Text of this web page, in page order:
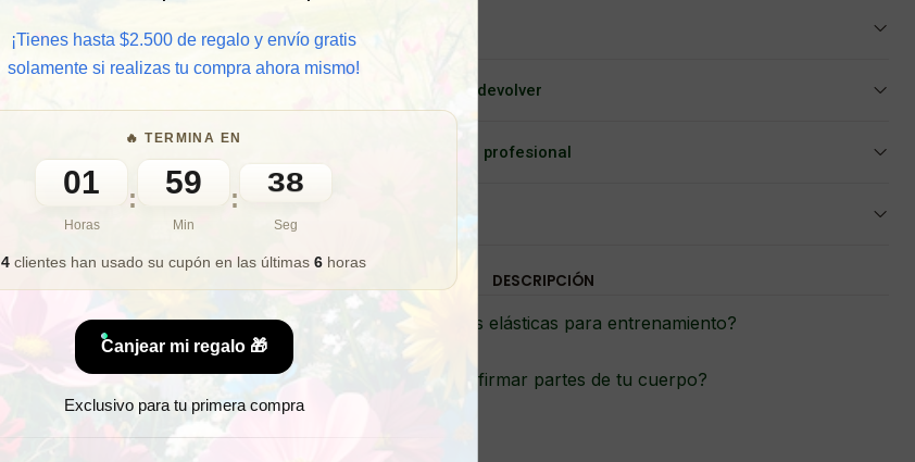
¡Tienes hasta $2.500 de regalo y envío gratis
solamente si realizas tu compra ahora mismo!
🔥 TERMINA EN
01
Horas
: 59
Min
:
36
Seg
4 clientes han usado su cupón en las últimas 6 horas
Canjear mi regalo 🎁
Exclusivo para tu primera compra
📦 Comprar al por mayor
⏰ Garantía 8 meses para cambiar o devolver
🧑‍💼 Atención al cliente y/o Asesoría profesional
🎁 Lo quiero para regalo
DESCRIPCIÓN
¿Buscas bandas elásticas para entrenamiento?
¿Quieres reafirmar partes de tu cuerpo?